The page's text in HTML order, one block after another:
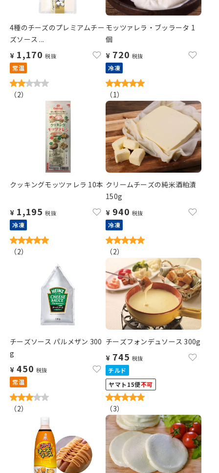
4種のチーズのプレミアムチー
ズソース ...
¥ 1,170 税抜
常温
（2）
モッツァレラ・ブッラータ 1
個
¥ 720 税抜
冷凍
（1）
クッキングモッツァレラ 10本
¥ 1,195 税抜
冷凍
（2）
クリームチーズの純米酒粕漬
150g
¥ 940 税抜
冷凍
（2）
チーズソース パルメザン 300
g
¥ 450 税抜
常温
（2）
チーズフォンデュソース 300g
¥ 745 税抜
チルド
ヤマト15便不可
（3）